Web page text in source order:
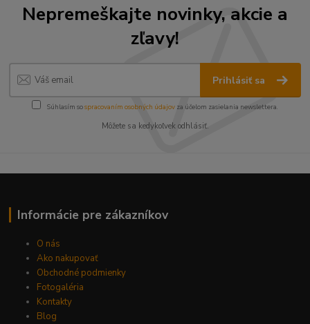
Nepremeškajte novinky, akcie a
zľavy!
Prihlásiť sa
Súhlasím sospracovaním osobných údajov za účelom zasielania newslettera.
Môžete sa kedykoľvek odhlásiť.
Informácie pre zákazníkov
O nás
Ako nakupovať
Obchodné podmienky
Fotogaléria
Kontakty
Blog